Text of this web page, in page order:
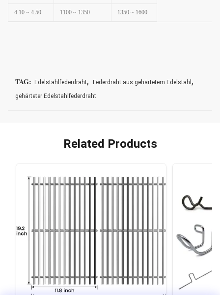
4.10 ~ 4.50 1100 ~ 1350 1350 ~ 1600
TAG: Edelstahlfederdraht, Federdraht aus gehärtetem Edelstahl ,
gehärteter Edelstahlfederdraht
Related Products